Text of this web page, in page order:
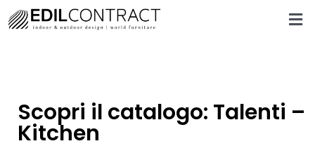
Scopri il catalogo: Talenti –
Kitchen